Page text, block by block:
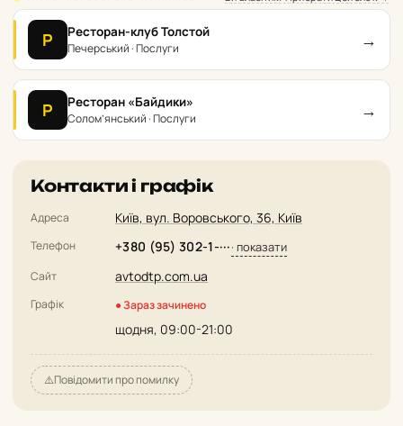
Р Ресторан-клуб Толстой
Печерський · Послуги →
Р Ресторан «Байдики»
Солом’янський · Послуги →
Контакти і графік
Адреса Київ, вул. Воровського, 36, Київ
Телефон +380 (95) 302-1-···· показати
Сайт avtodtp.com.ua
Графік ● Зараз зачинено
щодня, 09:00-21:00
⚠️Повідомити про помилку